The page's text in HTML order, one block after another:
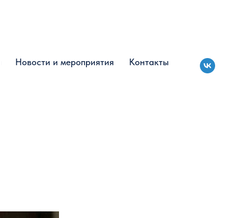
Новости и мероприятия Контакты
Новости и мероприятия Контакты